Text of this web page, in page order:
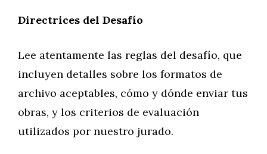
Directrices del Desafío
Lee atentamente las reglas del desafío, que
incluyen detalles sobre los formatos de
archivo aceptables, cómo y dónde enviar tus
obras, y los criterios de evaluación
utilizados por nuestro jurado.